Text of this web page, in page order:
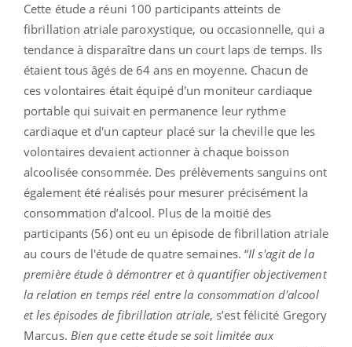
Cette étude a réuni 100 participants atteints de
fibrillation atriale paroxystique, ou occasionnelle, qui a
tendance à disparaître dans un court laps de temps. Ils
étaient tous âgés de 64 ans en moyenne. Chacun de
ces volontaires était équipé d'un moniteur cardiaque
portable qui suivait en permanence leur rythme
cardiaque et d'un capteur placé sur la cheville que les
volontaires devaient actionner à chaque boisson
alcoolisée consommée. Des prélèvements sanguins ont
également été réalisés pour mesurer précisément la
consommation d’alcool. Plus de la moitié des
participants (56) ont eu un épisode de fibrillation atriale
au cours de l'étude de quatre semaines. “Il s'agit de la
première étude à démontrer et à quantifier objectivement
la relation en temps réel entre la consommation d'alcool
et les épisodes de fibrillation atriale, s’est félicité Gregory
Marcus. Bien que cette étude se soit limitée aux